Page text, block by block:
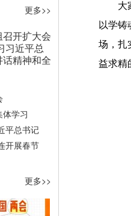
更多>>
开扩大会
习近平总
精神和全
学习
平总书记
开展春节
更多>>
大
以学
场，扎
益求精